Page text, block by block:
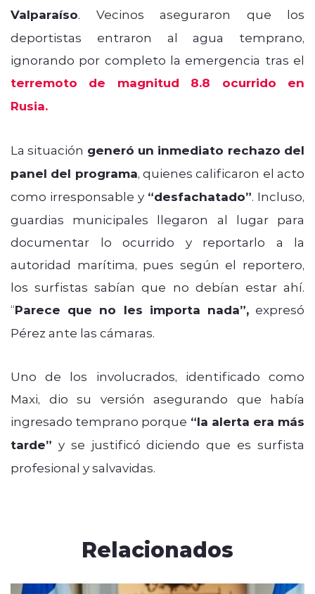
Valparaíso. Vecinos aseguraron que los
deportistas entraron al agua temprano,
ignorando por completo la emergencia tras el
terremoto de magnitud 8.8 ocurrido en
Rusia.
La situación generó un inmediato rechazo del
panel del programa, quienes calificaron el acto
como irresponsable y“desfachatado”. Incluso,
guardias municipales llegaron al lugar para
documentar lo ocurrido y reportarlo a la
autoridad marítima, pues según el reportero,
los surfistas sabían que no debían estar ahí.
“Parece que no les importa nada”,expresó
Pérez ante las cámaras.
Uno de los involucrados, identificado como
Maxi, dio su versión asegurando que había
ingresado temprano porque “la alerta era más
tarde” y se justificó diciendo que es surfista
profesional y salvavidas.
Relacionados